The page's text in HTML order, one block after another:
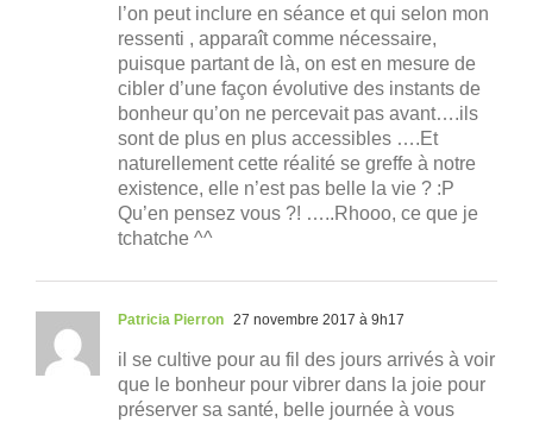
l’on peut inclure en séance et qui selon mon
ressenti , apparaît comme nécessaire,
puisque partant de là, on est en mesure de
cibler d’une façon évolutive des instants de
bonheur qu’on ne percevait pas avant….ils
sont de plus en plus accessibles ….Et
naturellement cette réalité se greffe à notre
existence, elle n’est pas belle la vie ? :P
Qu’en pensez vous ?! …..Rhooo, ce que je
tchatche ^^
Patricia Pierron 27 novembre 2017 à 9h17
il se cultive pour au fil des jours arrivés à voir
que le bonheur pour vibrer dans la joie pour
préserver sa santé, belle journée à vous